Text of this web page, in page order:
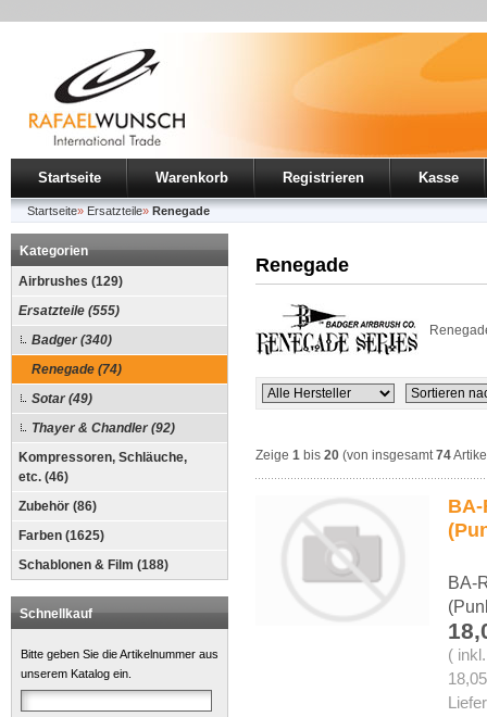
Startseite Warenkorb Registrieren Kasse
Startseite» Ersatzteile» Renegade
Kategorien
Airbrushes (129)
Ersatzteile (555)
Badger (340)
Renegade (74)
Sotar (49)
Thayer & Chandler (92)
Kompressoren, Schläuche,
etc. (46)
Zubehör (86)
Farben (1625)
Schablonen & Film (188)
Schnellkauf
Bitte geben Sie die Artikelnummer aus
unserem Katalog ein.
Renegade
Zeige 1 bis 20 (von insgesamt74
BA-
(